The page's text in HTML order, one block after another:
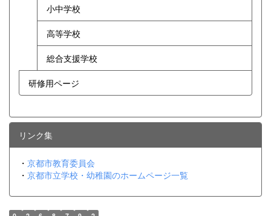
小中学校
高等学校
総合支援学校
研修用ページ
リンク集
・ 京都市教育委員会
・ 京都市立学校・幼稚園のホームページ一覧